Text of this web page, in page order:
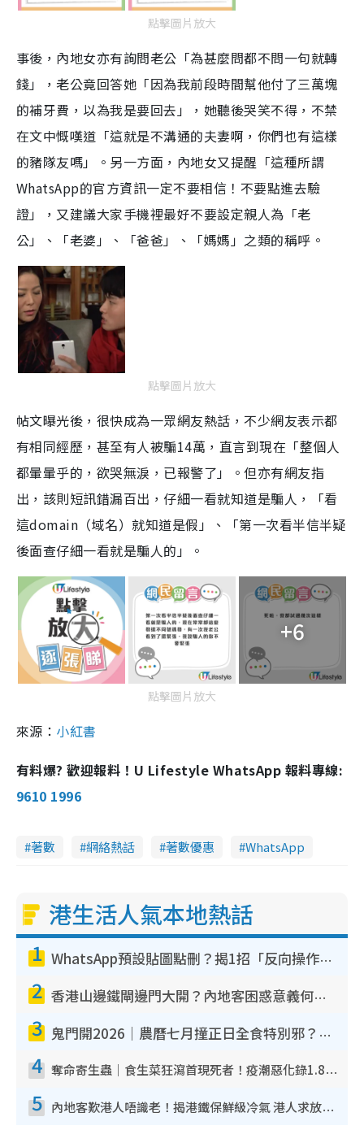
點擊圖片放大
事後，內地女亦有詢問老公「為甚麼問都不問一句就轉
錢」，老公竟回答她「因為我前段時間幫他付了三萬塊
的補牙費，以為我是要回去」，她聽後哭笑不得，不禁
在文中慨嘆道「這就是不溝通的夫妻啊，你們也有這樣
的豬隊友嗎」。另一方面，內地女又提醒「這種所謂
WhatsApp的官方資訊一定不要相信！不要點進去驗
證」，又建議大家手機裡最好不要設定親人為「老
公」、「老婆」、「爸爸」、「媽媽」之類的稱呼。
點擊圖片放大
帖文曝光後，很快成為一眾網友熱話，不少網友表示都
有相同經歷，甚至有人被騙14萬，直言到現在「整個人
都暈暈乎的，欲哭無淚，已報警了」。但亦有網友指
出，該則短訊錯漏百出，仔細一看就知道是騙人，「看
這domain（域名）就知道是假」、「第一次看半信半疑
後面查仔細一看就是騙人的」。
+6
點擊圖片放大
來源： 小紅書
有料爆? 歡迎報料！U Lifestyle WhatsApp 報料專線:
9610 1996
著數 網絡熱話 著數優惠 WhatsApp
港生活人氣本地熱話
1 WhatsApp預設貼圖點刪？揭1招「反向操作」還原簡潔介面 附3步實測教學
2 香港山邊鐵閘邊門大開？內地客困惑意義何在！網民神回覆：呢種叫法理性防禦
3 鬼門開2026｜農曆七月撞正日全食特別邪？專家警告切忌做一事！揭4大禁忌+2招保平安
4 奪命寄生蟲｜食生菜狂瀉首現死者！疫潮惡化錄1.8萬宗病例 揭洗菜3大謬誤
5 內地客歎港人唔識老！揭港鐵保鮮級冷氣 港人求放過：咪投訴